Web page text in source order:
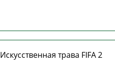
Искусственная трава FIFA 2